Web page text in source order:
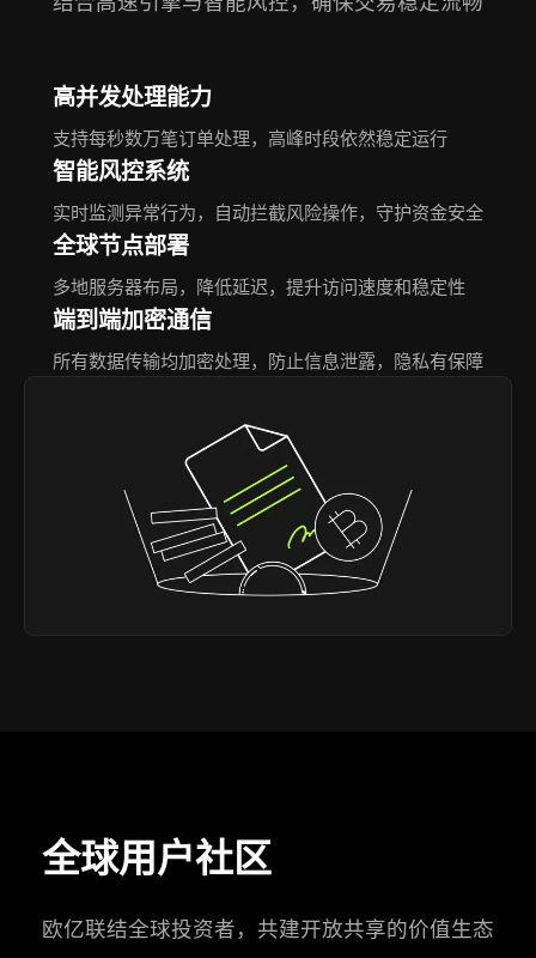
高并发处理能力
支持每秒数万笔订单处理，高峰时段依然稳定运行
智能风控系统
实时监测异常行为，自动拦截风险操作，守护资金安全
全球节点部署
多地服务器布局，降低延迟，提升访问速度和稳定性
端到端加密通信
所有数据传输均加密处理，防止信息泄露，隐私有保障
全球用户社区
欧亿联结全球投资者，共建开放共享的价值生态